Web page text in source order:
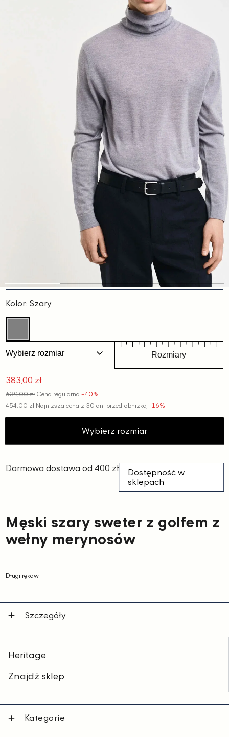
Slajd
Slajd
Slajd
Slajd
Męski szary sweter z golfem z
wełny merynosów
Długi rękaw
Kolor: Szary
Wybierz rozmiar Rozmiary
Cena
promocyjna
383,00 zł
639,00 zł Cena regularna −40%
454,00 złNajniższa cena z 30 dni przed obniżką−16%
Wybierz rozmiar
Darmowa dostawa od 400 zł
Dostępność w
sklepach
Szczegóły
Heritage
Znajdź sklep
Kategorie